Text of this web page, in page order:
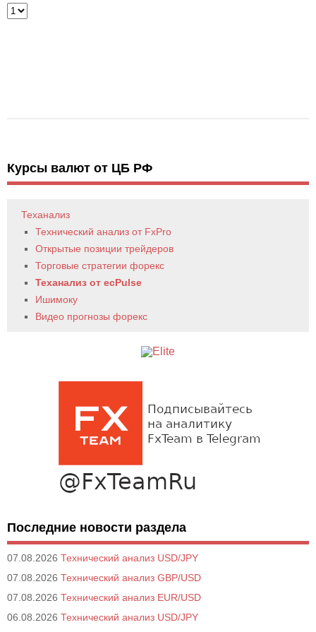
Курсы валют от ЦБ РФ
Теханализ
Технический анализ от FxPro
Открытые позиции трейдеров
Торговые стратегии форекс
Теханализ от ecPulse
Ишимоку
Видео прогнозы форекс
Последние новости раздела
07.08.2026 Технический анализ USD/JPY
07.08.2026 Технический анализ GBP/USD
07.08.2026 Технический анализ EUR/USD
06.08.2026 Технический анализ USD/JPY